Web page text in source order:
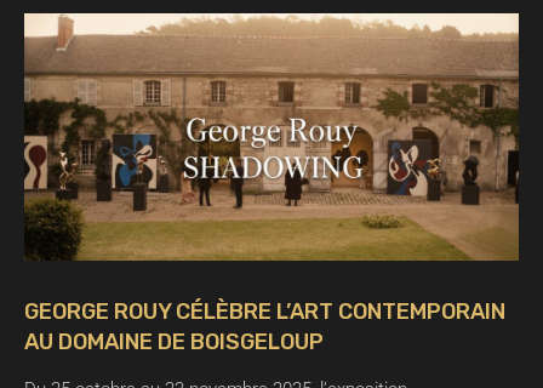
GEORGE ROUY CÉLÈBRE L’ART CONTEMPORAIN
AU DOMAINE DE BOISGELOUP